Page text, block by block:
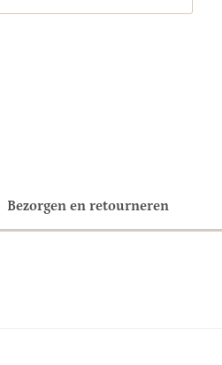
Bezorgen en retourneren